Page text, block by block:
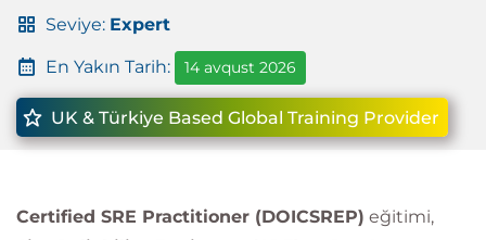
Seviye: Expert
En Yakın Tarih: 14 avqust 2026
UK & Türkiye Based Global Training Provider
Certified SRE Practitioner (DOICSREP) eğitimi,